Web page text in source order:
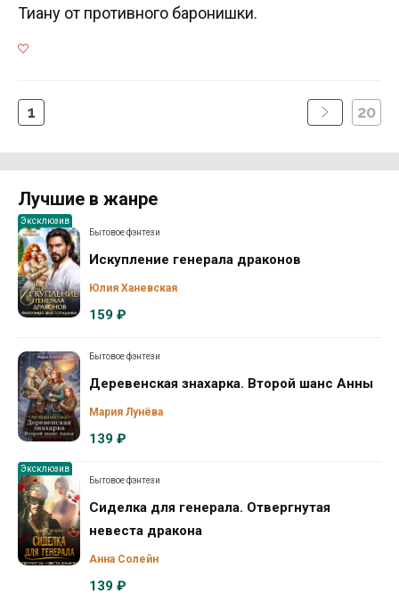
Тиану от противного баронишки.
1 20
Лучшие в жанре
Эксклюзив
Бытовое фэнтези
Искупление генерала драконов
Юлия Ханевская
159 ₽
Бытовое фэнтези
Деревенская знахарка. Второй шанс Анны
Мария Лунёва
139 ₽
Эксклюзив
Бытовое фэнтези
Сиделка для генерала. Отвергнутая
невеста дракона
Анна Солейн
139 ₽